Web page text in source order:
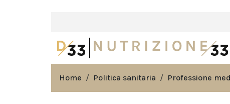
Home Politica sanitaria Professione